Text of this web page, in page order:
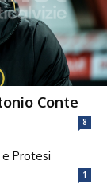
Conte
8
Protesi
1